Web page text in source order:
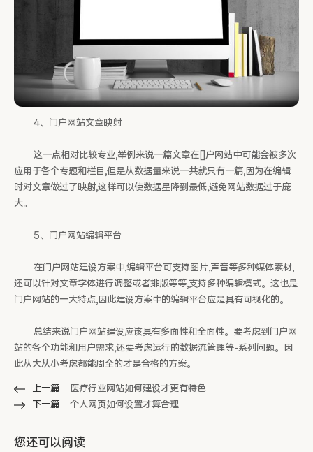
4、门户网站文章映射
这一点相对比较专业,举例来说一篇文章在[]户网站中可能会被多次
应用于各个专题和栏目,但是从数据量来说一共就只有一篇,因为在编辑
时对文章做过了映射,这样可以使数据星降到最低,避免网站数据过于庞
大。
5、门户网站编辑平台
在门户网站建设方案中,编辑平台可支持图片,声音等多种媒体素材,
还可以针对文章字体进行调整或者排版等等,支持多种编辑模式。这也是
门户网站的一大特点,因此建设方案中的编辑平台应是具有可视化的。
总结来说门户网站建设应该具有多面性和全面性。要考虑到门户网
站的各个功能和用户需求,还要考虑运行的数据流管理等-系列问题。因
此从大从小考虑都能周全的才是合格的方案。
上一篇
医疗行业网站如何建设才更有特色
下一篇
个人网页如何设置才算合理
您还可以阅读